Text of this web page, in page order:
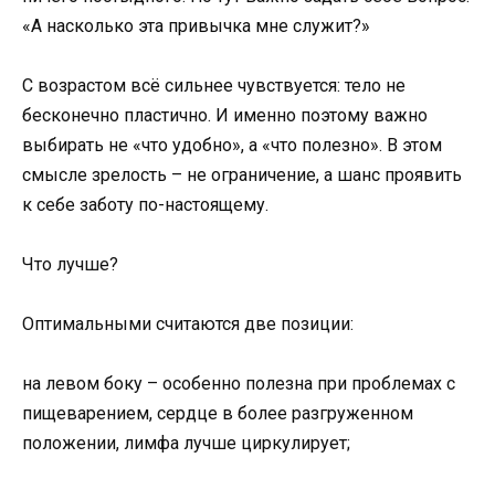
«А насколько эта привычка мне служит?»
С возрастом всё сильнее чувствуется: тело не
бесконечно пластично. И именно поэтому важно
выбирать не «что удобно», а «что полезно». В этом
смысле зрелость – не ограничение, а шанс проявить
к себе заботу по-настоящему.
Что лучше?
Оптимальными считаются две позиции:
на левом боку – особенно полезна при проблемах с
пищеварением, сердце в более разгруженном
положении, лимфа лучше циркулирует;